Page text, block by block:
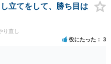
せん。 なお、弁護士の送付状
れば４通の）「遺産分割協議
成にとどめる理由が書かれてい
立てをして、勝ち目は
り直し
役にたった 3